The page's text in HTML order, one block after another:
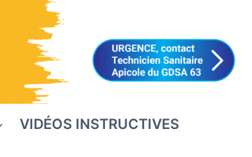
VIDÉOS INSTRUCTIVES